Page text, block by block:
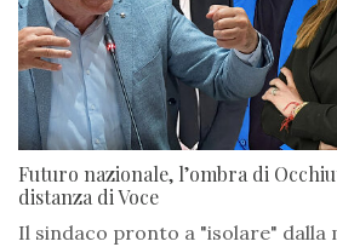
Futuro nazionale, l’ombra di
distanza di Voce
Il sindaco pronto a "isolare"